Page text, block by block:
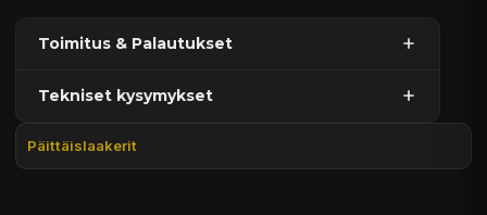
Toimitus & Palautukset
Päävaraston tuotteet 7 arkipäivässä
Tekniset kysymykset
Päittäislaakerit